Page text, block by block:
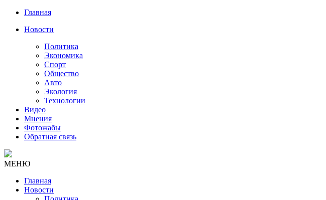
Главная
Новости
Политика
Экономика
Спорт
Общество
Авто
Экология
Технологии
Видео
Мнения
Фотожабы
Обратная связь
МЕНЮ
Главная
Новости